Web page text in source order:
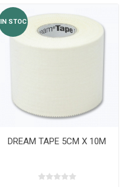
IN STOC
DREAM TAPE 5CM X 10M